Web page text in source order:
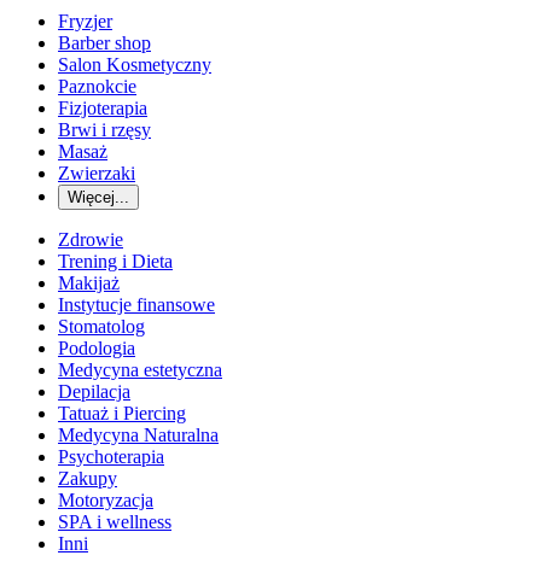
Fryzjer
Barber shop
Salon Kosmetyczny
Paznokcie
Fizjoterapia
Brwi i rzęsy
Masaż
Zwierzaki
Więcej...
Zdrowie
Trening i Dieta
Makijaż
Instytucje finansowe
Stomatolog
Podologia
Medycyna estetyczna
Depilacja
Tatuaż i Piercing
Medycyna Naturalna
Psychoterapia
Zakupy
Motoryzacja
SPA i wellness
Inni